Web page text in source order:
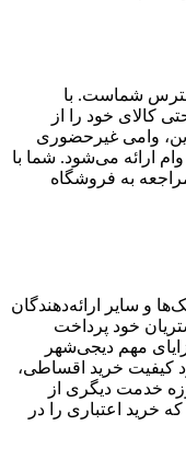
شماست. با
کالای خود را از
وامی غیرحضوری
ارائه می‌شود. شما با
مراجعه به فروشگاه
و سایر ارائه‌دهندگان
خود پرداخت
مهم دیجی‌شهر
کیفیت خرید اقساطی،
خدمت دیگری از
خرید اعتباری را در